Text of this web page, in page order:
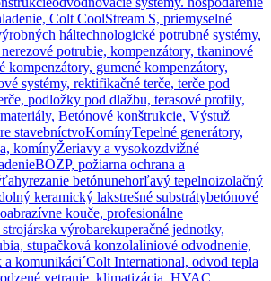
Colt CoolStream S, priemyselné
háltechnologické potrubné systémy,
potrubie, kompenzátory, tkaninové
kompenzátory, gumené kompenzátory,
systémy, rektifikačné terče, terče pod
podložky pod dlažbu, terasové profily,
Betónové konštrukcie, Výstuž
stavebníctvoKomínyTepelné generátory,
komínyŽeriavy a vysokozdvižné
BOZP, požiarna ochrana a
rezanie betónunehorľavý tepelnoizolačný
keramický lakstrešné substrátybetónové
abrazívne kouče, profesionálne
výrobarekuperačné jednotky,
stupačková konzolalíniové odvodnenie,
komunikáci´Colt International, odvod tepla
vetranie, klimatizácia, HVAC,